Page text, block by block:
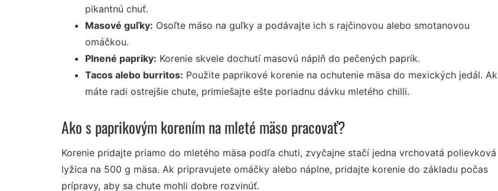
pikantnú chuť.
Masové guľky: Osoľte mäso na guľky a podávajte ich s rajčinovou alebo smotanovou
omáčkou.
Plnené papriky: Korenie skvele dochutí masovú náplň do pečených paprík.
Tacos alebo burritos: Použite paprikové korenie na ochutenie mäsa do mexických jedál. Ak
máte radi ostrejšie chute, primiešajte ešte poriadnu dávku mletého chilli.
Ako s paprikovým korením na mleté mäso pracovať?
Korenie pridajte priamo do mletého mäsa podľa chuti, zvyčajne stačí jedna vrchovatá polievková
lyžica na 500 g mäsa. Ak pripravujete omáčky alebo náplne, pridajte korenie do základu počas
prípravy, aby sa chute mohli dobre rozvinúť.